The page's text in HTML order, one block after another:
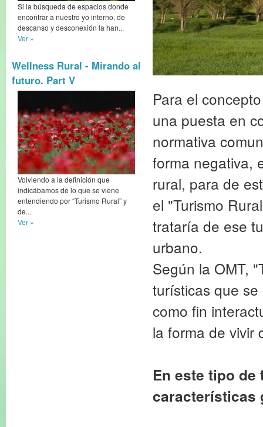
Si la búsqueda de espacios donde
encontrar a nuestro yo interno, de
descanso y desconexión la han...
Ver »
Wellness Rural - Mirando al
futuro. Part V
Volviendo a la definición que
indicábamos de lo que se viene
entendiendo por “Turismo Rural” y
de...
Ver »
Para el
una puesta en
normativa
forma negativa,
rural, para de
el "Turismo
trataría de ese
urbano.
Según la OMT,
turísticas que
como fin
la forma de vivir
En este tipo
características